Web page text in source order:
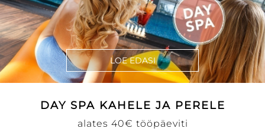
LOE EDASI
DAY SPA KAHELE JA PERELE
alates 40€ tööpäeviti